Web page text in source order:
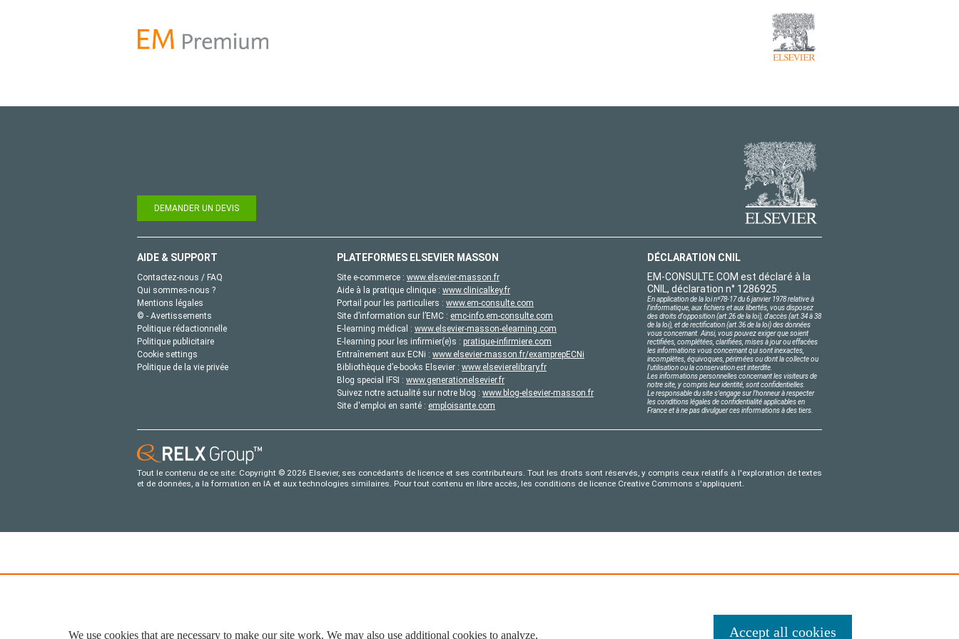
DEMANDER UN DEVIS
AIDE & SUPPORT
Contactez-nous / FAQ
Qui sommes-nous ?
Mentions légales
© - Avertissements
Politique rédactionnelle
Politique publicitaire
Cookie settings
Politique de la vie privée
PLATEFORMES ELSEVIER MASSON
Site e-commerce : www.elsevier-masson.fr
Aide à la pratique clinique : www.clinicalkey.fr
Portail pour les particuliers : www.em-consulte.com
Site d’information sur l’EMC : emc-info.em-consulte.com
E-learning médical : www.elsevier-masson-elearning.com
E-learning pour les infirmier(e)s : pratique-infirmiere.com
Entraînement aux ECNi : www.elsevier-masson.fr/examprepECNi
Bibliothèque d’e-books Elsevier : www.elsevierelibrary.fr
Blog special IFSI : www.generationelsevier.fr
Suivez notre actualité sur notre blog : www.blog-elsevier-masson.fr
Site d'emploi en santé : emploisante.com
DÉCLARATION CNIL
EM-CONSULTE.COM est déclaré à la
CNIL, déclaration n° 1286925.
En application de la loi nº78-17 du 6 janvier 1978 relative à
l'informatique, aux fichiers et aux libertés, vous disposez
des droits d'opposition (art.26 de la loi), d'accès (art.34 à 38
de la loi), et de rectification (art.36 de la loi) des données
vous concernant. Ainsi, vous pouvez exiger que soient
rectifiées, complétées, clarifiées, mises à jour ou effacées
les informations vous concernant qui sont inexactes,
incomplètes, équivoques, périmées ou dont la collecte ou
l'utilisation ou la conservation est interdite.
Les informations personnelles concernant les visiteurs de
notre site, y compris leur identité, sont confidentielles.
Le responsable du site s'engage sur l'honneur à respecter
les conditions légales de confidentialité applicables en
France et à ne pas divulguer ces informations à des tiers.
Tout le contenu de ce site: Copyright © 2026 Elsevier, ses concédants de licence et ses contributeurs. Tout les droits sont réservés, y compris ceux relatifs à l'exploration de textes
et de données, a la formation en IA et aux technologies similaires. Pour tout contenu en libre accès, les conditions de licence Creative Commons s'appliquent.
We use cookies that are necessary to make our site work. We may also use additional cookies to analyze, Accept all cookies